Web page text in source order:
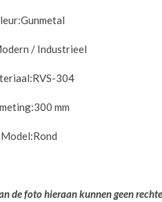
Gunmetal
/ Industrieel
RVS-304
300 mm
Model:Rond
de foto hieraan kunnen geen